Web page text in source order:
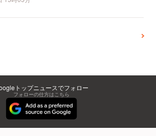
トップニュースでフォロー
フォローの仕方はこちら